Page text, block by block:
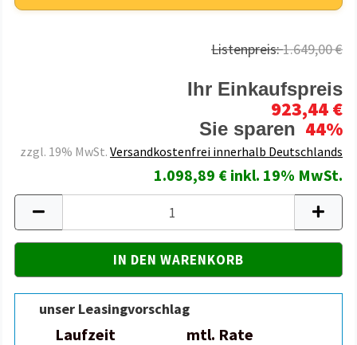
Listenpreis:1.649,00 €
Ihr Einkaufspreis
923,44 €
Sie sparen 44%
zzgl. 19% MwSt. Versandkostenfrei innerhalb Deutschlands
1.098,89 € inkl. 19% MwSt.
unser Leasingvorschlag
Laufzeit
mtl. Rate